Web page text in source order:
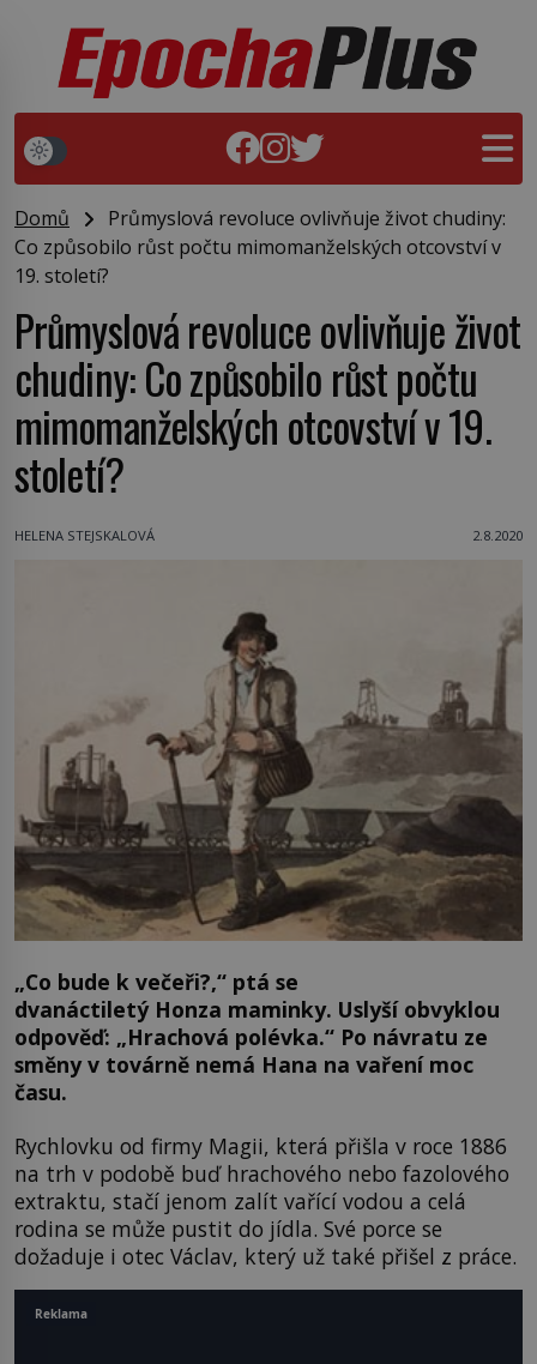
Domů
Průmyslová revoluce ovlivňuje život chudiny:
Co způsobilo růst počtu mimomanželských otcovství v
19. století?
Průmyslová revoluce ovlivňuje život
chudiny: Co způsobilo růst počtu
mimomanželských otcovství v 19.
století?
HELENA STEJSKALOVÁ 2.8.2020
„Co bude k večeři?,“ ptá se
dvanáctiletý Honza maminky. Uslyší obvyklou
odpověď: „Hrachová polévka.“ Po návratu ze
směny v továrně nemá Hana na vaření moc
času.
Rychlovku od firmy Magii, která přišla v roce 1886
na trh v podobě buď hrachového nebo fazolového
extraktu, stačí jenom zalít vařící vodou a celá
rodina se může pustit do jídla. Své porce se
dožaduje i otec Václav, který už také přišel z práce.
Reklama